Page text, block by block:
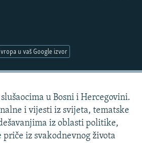
2024.
u vaš Google izvor
u Bosni i Hercegovini.
i vijesti iz svijeta, tematske
iz oblasti politike,
iz svakodnevnog života